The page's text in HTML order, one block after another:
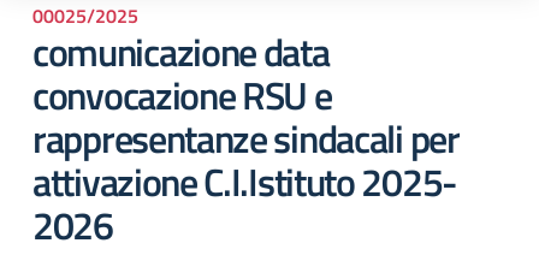
00025/2025
comunicazione data
convocazione RSU e
rappresentanze sindacali per
attivazione C.I.Istituto 2025-
2026